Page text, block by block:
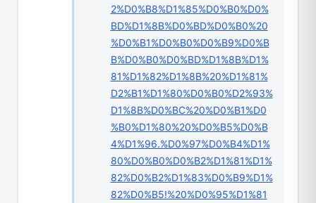
2%D0%B8%D1%85%D0%B0%D0%
BD%D1%8B%D0%BD%D0%B0%20
%D0%B1%D0%B0%D0%B9%D0%B
B%D0%B0%D0%BD%D1%8B%D1%
81%D1%82%D1%8B%20%D1%81%
D2%B1%D1%80%D0%B0%D2%93%
D1%8B%D0%BC%20%D0%B1%D0
%B0%D1%80%20%D0%B5%D0%B
4%D1%96.%D0%97%D0%B4%D1%
80%D0%B0%D0%B2%D1%81%D1%
82%D0%B2%D1%83%D0%B9%D1%
82%D0%B5!%20%D0%95%D1%81